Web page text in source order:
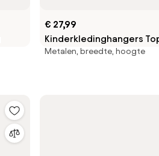
€ 27,99
Kinderkledinghangers
Metalen, breedte, hoogte